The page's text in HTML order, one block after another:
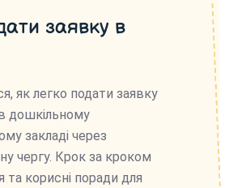
заявку в
як легко подати заявку
дошкільному
закладі через
чергу. Крок за кроком
та корисні поради для